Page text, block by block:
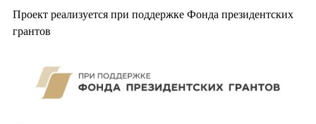
Проект реализуется при поддержке Фонда президентских
грантов